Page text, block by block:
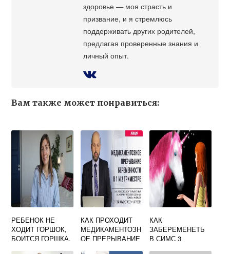
здоровье — моя страсть и
призвание, и я стремлюсь
поддерживать других родителей,
предлагая проверенные знания и
личный опыт.
Вам также может понравиться:
РЕБЕНОК НЕ
ХОДИТ ГОРШОК,
БОИТСЯ ГОРШКА,
КАК ПРОХОДИТ
МЕДИКАМЕНТОЗН
ОЕ ПРЕРЫВАНИЕ
КАК
ЗАБЕРЕМЕНЕТЬ
В СИМС 3